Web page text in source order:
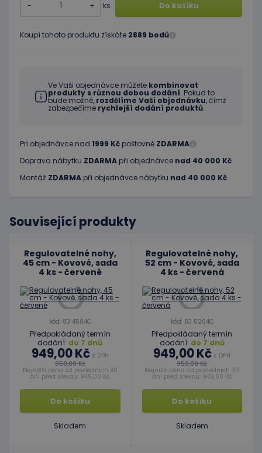
- + ks Do košíku
Koupí tohoto produktu získáte 2889 bodů
Ve Vaši objednávce můžete kombinovat
produkty s různou dobou dodání. Pokud to
bude možné, rozdělíme Vaši objednávku, čímž
zabezpečíme rychlejší dodání produktů.
Pri objednávce nad 1999 Kč poštovné ZDARMA
Doprava nábytku ZDARMA při objednávce nad 40 000 Kč
Montáž ZDARMA při objednávce nábytku nad 40 000 Kč
Související produkty
Regulovatelné nohy,
45 cm - Kovové, sada
4 ks - červené
kód: 83 4504C
Předpokládaný termín
dodání: do 7 dnů
949,00 Kčs DPH
950,00 Kč
Nejnižší cena za posledních 30
dní před slevou: 949,00 Kč
Do košíku
Skladem
Regulovatelné nohy,
52 cm - Kovové, sada
4 ks - červená
kód: 83 5204C
Předpokládaný termín
dodání: do 7 dnů
949,00 Kč s DPH
950,00 Kč
Nejnižší cena za posledních 30
dní před slevou: 949,00 Kč
Do košíku
Skladem